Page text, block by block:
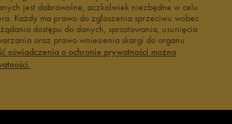
jest dobrowolne, aczkolwiek niezbędne w celu
Każdy ma prawo do zgłoszenia sprzeciwu wobec
dostępu do danych, sprostowania, usunięcia
oraz prawo wniesienia skargi do organu
oświadczenia o ochronie prywatności można